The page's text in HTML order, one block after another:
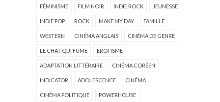
FÉMINISME FILM NOIR INDIE ROCK JEUNESSE
INDIE POP ROCK MAKE MY DAY FAMILLE
WESTERN CINÉMA ANGLAIS CINÉMA DE GENRE
LE CHAT QUI FUME ÉROTISME
ADAPTATION LITTÉRAIRE CINÉMA CORÉEN
INDICATOR ADOLESCENCE CINÉMA
CINÉMA POLITIQUE POWERHOUSE